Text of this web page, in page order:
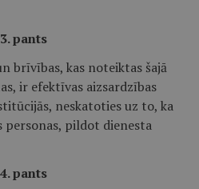
pants
brīvības, kas noteiktas šajā
ir efektīvas aizsardzības
neskatoties uz to, ka
personas, pildot dienesta
pants